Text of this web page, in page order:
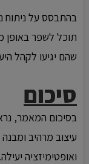
בהתבסס על ניתוח
תוכל לשפר באופן
שהם יגיעו לקהל
סיכום
בסיכום המאמר,
עיצוב מרהיב ומבנה
ואופטימיזציה